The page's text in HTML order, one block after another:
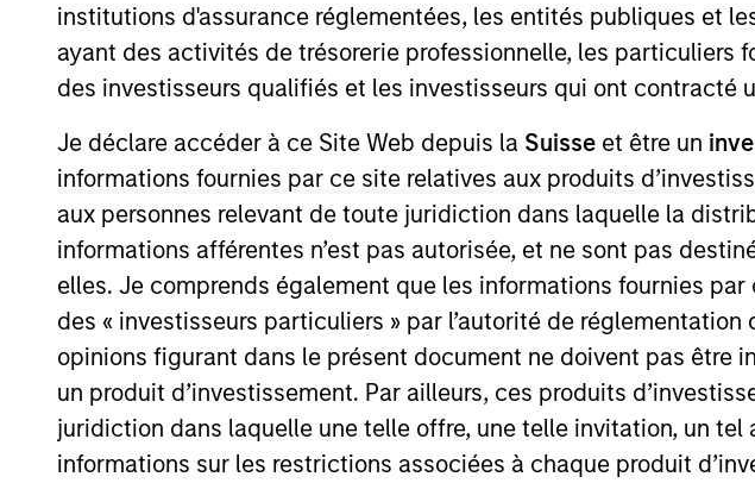
institutions d'assurance réglementées, les entités publiques et
ayant des activités de trésorerie professionnelle, les
des investisseurs qualifiés et les investisseurs qui ont contracté
Je déclare accéder à ce Site Web depuis la Suisse et être un
informations fournies par ce site relatives aux produits
aux personnes relevant de toute juridiction dans laquelle la
informations afférentes n’est pas autorisée, et ne sont pas
elles. Je comprends également que les informations fournies
des « investisseurs particuliers » par l’autorité de
opinions figurant dans le présent document ne doivent pas être
un produit d’investissement. Par ailleurs, ces produits
juridiction dans laquelle une telle offre, une telle invitation, un
informations sur les restrictions associées à chaque produit
As of July 25, 2025. The above is provided for informational and
resulted in positive performance (for realized holdings), or will
above are the property of their respective owners. The information
such owners. By clicking on any links shown here, you agree that
only as a convenience and the inclusion of any hyperlink is not
monitoring by us of any information contained in any hyperlinked
or your use of such site.
Morgan Stanley